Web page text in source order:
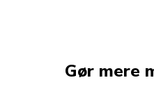
Gør mere